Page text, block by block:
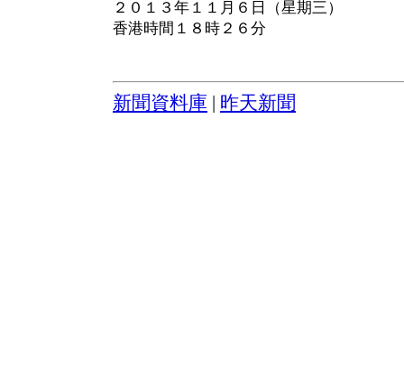
２０１３年１１月６日（星期三）
香港時間１８時２６分
新聞資料庫 昨天新聞